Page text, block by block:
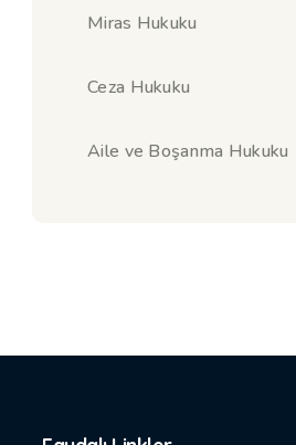
Miras Hukuku
Ceza Hukuku
Aile ve Boşanma Hukuku